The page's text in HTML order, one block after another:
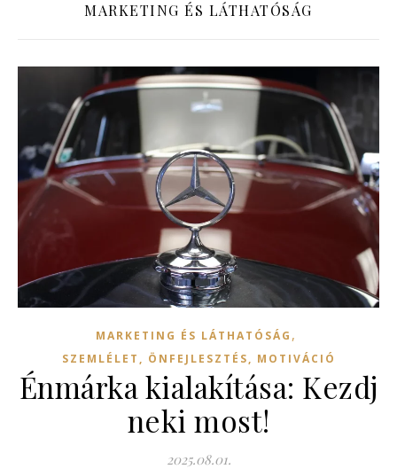
MARKETING ÉS LÁTHATÓSÁG
MARKETING ÉS LÁTHATÓSÁG ,
SZEMLÉLET, ÖNFEJLESZTÉS, MOTIVÁCIÓ
Énmárka kialakítása: Kezdj
neki most!
2025.08.01.